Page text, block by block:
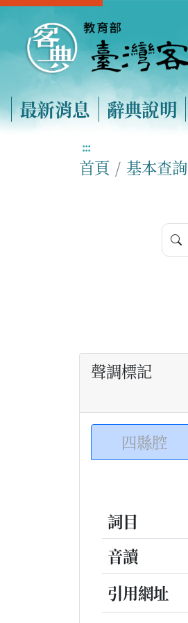
最新消息 辭典說明
:::
首頁 基本查詢
聲調標記
四縣腔
詞目
音讀
引用網址